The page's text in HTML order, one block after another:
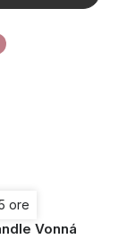
Vonná
ore